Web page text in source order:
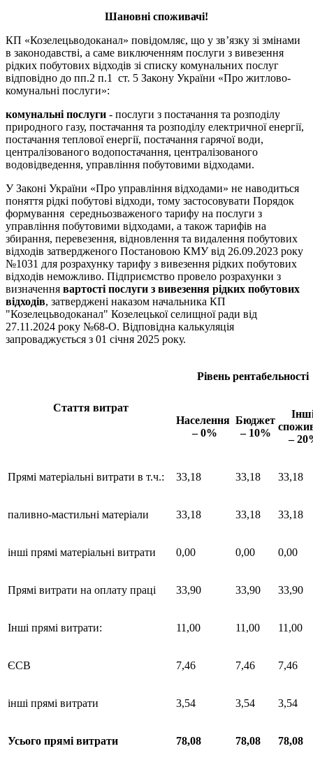
Шановні споживачі!
КП «Козелецьводоканал» повідомляє, що у зв’язку зі змінами
в законодавстві, а саме виключенням послуги з вивезення
рідких побутових відходів зі списку комунальних послуг
відповідно до пп.2 п.1 ст. 5 Закону України «Про житлово-
комунальні послуги»:
комунальні послуги - послуги з постачання та розподілу
природного газу, постачання та розподілу електричної енергії,
постачання теплової енергії, постачання гарячої води,
централізованого водопостачання, централізованого
водовідведення, управління побутовими відходами.
У Законі України «Про управління відходами» не наводиться
поняття рідкі побутові відходи, тому застосовувати Порядок
формування середньозваженого тарифу на послуги з
управління побутовими відходами, а також тарифів на
збирання, перевезення, відновлення та видалення побутових
відходів затвердженого Постановою КМУ від 26.09.2023 року
№1031 для розрахунку тарифу з вивезення рідких побутових
відходів неможливо. Підприємство провело розрахунки з
визначення вартості послуги з вивезення рідких побутових
відходів, затверджені наказом начальника КП
"Козелецьводоканал" Козелецької селищної ради від
27.11.2024 року №68-О. Відповідна калькуляція
запроваджується з 01 січня 2025 року.
Стаття витрат
Рівень рентабельності
Населення
– 0%
Бюджет
– 10%
–
Прямі матеріальні витрати в т.ч.: 33,18 33,18 33,18
паливно-мастильні матеріали 33,18 33,18 33,18
інші прямі матеріальні витрати 0,00 0,00 0,00
Прямі витрати на оплату праці 33,90 33,90 33,90
Інші прямі витрати: 11,00 11,00 11,00
ЄСВ 7,46 7,46 7,46
інші прямі витрати 3,54 3,54 3,54
Усього прямі витрати 78,08 78,08 78,08